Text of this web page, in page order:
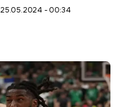
25.05.2024 - 00:34